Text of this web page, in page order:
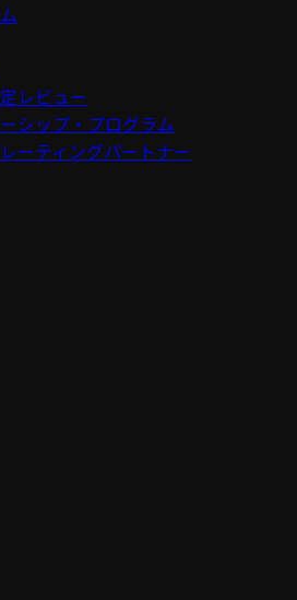
レビュー
シップ・プログラム
ーティングパートナー